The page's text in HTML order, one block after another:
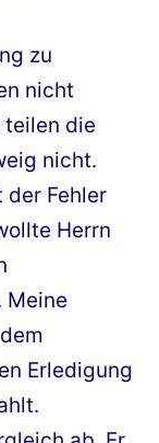
zu
nicht
teilen die
nicht.
Fehler
Herrn
Meine
Erledigung